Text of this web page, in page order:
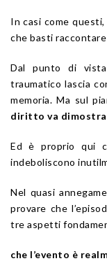
In casi come
che basti
Dal punto di
traumatico lascia
memoria. Ma sul
diritto va
Ed è proprio qui
indeboliscono
Nel quasi
provare che
tre aspetti
che l’evento è